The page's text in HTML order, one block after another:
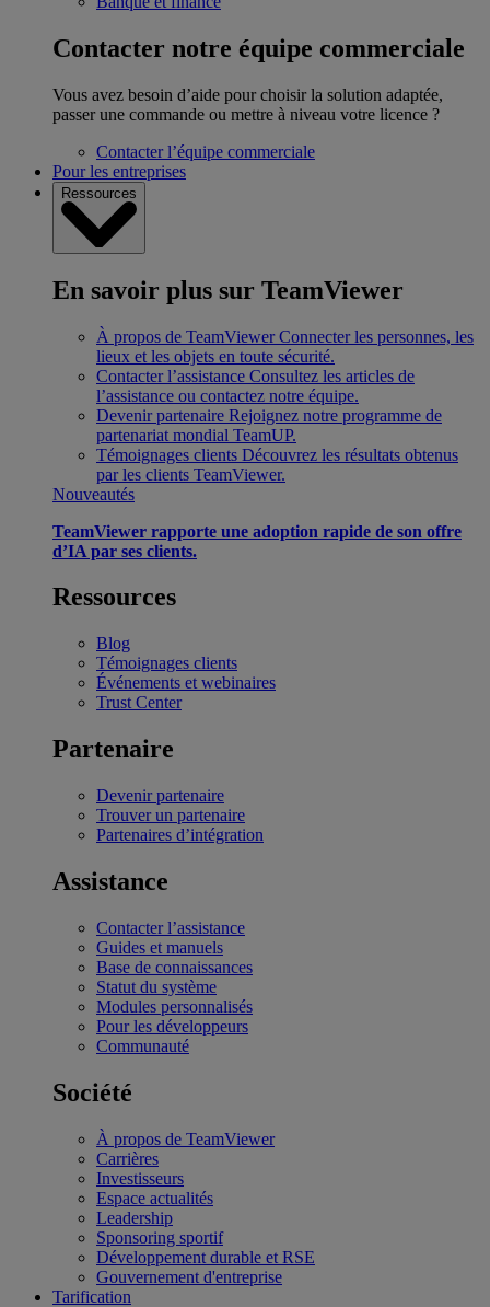
Contacter notre équipe commerciale
Vous avez besoin d’aide pour choisir la solution adaptée,
passer une commande ou mettre à niveau votre licence ?
Contacter l’équipe commerciale
Pour les entreprises
Ressources
En savoir plus sur TeamViewer
À propos de TeamViewer Connecter les personnes, les
lieux et les objets en toute sécurité.
Contacter l’assistance Consultez les articles de
l’assistance ou contactez notre équipe.
Devenir partenaire Rejoignez notre programme de
partenariat mondial TeamUP.
Témoignages clients Découvrez les résultats obtenus
par les clients TeamViewer.
Nouveautés
TeamViewer rapporte une adoption rapide de son offre
d’IA par ses clients.
Ressources
Blog
Témoignages clients
Événements et webinaires
Trust Center
Partenaire
Devenir partenaire
Trouver un partenaire
Partenaires d’intégration
Assistance
Contacter l’assistance
Guides et manuels
Base de connaissances
Statut du système
Modules personnalisés
Pour les développeurs
Communauté
Société
À propos de TeamViewer
Carrières
Investisseurs
Espace actualités
Leadership
Sponsoring sportif
Développement durable et RSE
Gouvernement d'entreprise
Tarification